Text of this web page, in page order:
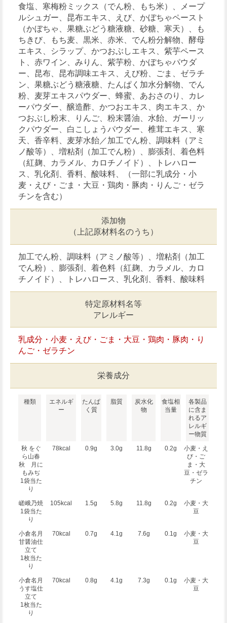
食塩、寒梅粉ミックス（でん粉、もち米）、メープ
ルシュガー、昆布エキス、えび、かぼちゃペースト
（かぼちゃ、果糖ぶどう糖液糖、砂糖、寒天）、も
ちきび、もち麦、黒米、赤米、でん粉分解物、酵母
エキス、シラップ、かつおぶしエキス、紫芋ペース
ト、赤ワイン、みりん、紫芋粉、かぼちゃパウダ
ー、昆布、昆布調味エキス、えび粉、ごま、ゼラチ
ン、果糖ぶどう糖液糖、たんぱく加水分解物、でん
粉、麦芽エキスパウダー、蜂蜜、あおさのり、カレ
ーパウダー、醸造酢、かつおエキス、肉エキス、か
つおぶし粉末、りんご、粉末醤油、水飴、ガーリッ
クパウダー、白こしょうパウダー、椎茸エキス、寒
天、香辛料、麦芽水飴／加工でん粉、調味料（アミ
ノ酸等）、増粘剤（加工でん粉）、膨張剤、着色料
（紅麹、カラメル、カロチノイド）、トレハロー
ス、乳化剤、香料、酸味料、（一部に乳成分・小
麦・えび・ごま・大豆・鶏肉・豚肉・りんご・ゼラ
チンを含む）
添加物
（上記原材料名のうち）
加工でん粉、調味料（アミノ酸等）、増粘剤（加工
でん粉）、膨張剤、着色料（紅麹、カラメル、カロ
チノイド）、トレハロース、乳化剤、香料、酸味料
特定原材料名等
アレルギー
乳成分・小麦・えび・ごま・大豆・鶏肉・豚肉・り
んご・ゼラチン
栄養成分
種類
エネルギ
ー
たんぱ
く質
脂質
炭水化
物
食塩相
当量
各製品
に含ま
れるア
レルギ
ー物質
秋 をぐ
ら山春
秋 月に
もみぢ
1袋当た
り
78kcal 0.9g 3.0g 11.8g 0.2g
小麦・え
び・ご
ま・大
豆・ゼラ
チン
嵯峨乃焼
1袋当た
り
105kcal 1.5g 5.8g 11.8g 0.2g
小麦・大
豆
小倉名月
甘醤油仕
立て
1枚当た
り
70kcal 0.7g 4.1g 7.6g 0.1g
小麦・大
豆
小倉名月
うす塩仕
立て
1枚当た
り
70kcal 0.8g 4.1g 7.3g 0.1g
小麦・大
豆